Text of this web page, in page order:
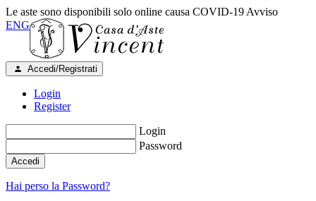
Le aste sono disponibili solo online causa COVID-19 Avviso
ENG
Accedi/Registrati
Login
Register
Login
Password
Accedi
Hai perso la Password?